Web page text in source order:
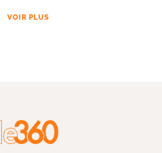
VOIR PLUS